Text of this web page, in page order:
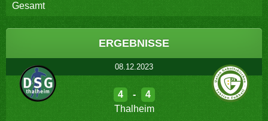
Gesamt
ERGEBNISSE
08.12.2023
4 -
4
Thalheim